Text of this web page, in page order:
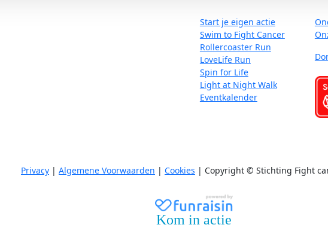
Start je eigen actie
Swim to Fight Cancer
Rollercoaster Run
LoveLife Run
Spin for Life
Light at Night Walk
Eventkalender
Privacy | Algemene Voorwaarden | Cookies | Copyright © Stichting Fight
Kom in actie